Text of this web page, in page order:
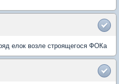
елок возле строящегося ФОКа